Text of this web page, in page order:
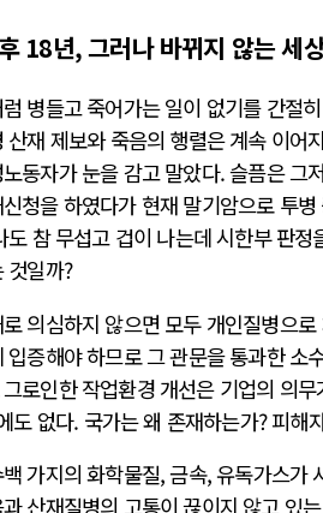
18년, 그러나 바뀌지 않는 세
병들고 죽어가는 일이 없기를 간절
산재 제보와 죽음의 행렬은 계속 이
동자가 눈을 감고 말았다. 슬픔은
청을 하였다가 현재 말기암으로 투
참 무섭고 겁이 나는데 시한부 판
것일까?
의심하지 않으면 모두 개인질병으
증해야 하므로 그 관문을 통과한
로인한 작업환경 개선은 기업의 의
도 없다. 국가는 왜 존재하는가? 피해
가지의 화학물질, 금속, 유독가스
산재질병의 고통이 끊이지 않고 있